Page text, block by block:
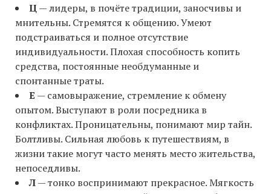
Ц— лидеры, в почёте традиции, заносчивы и
мнительны. Стремятся к общению. Умеют
подстраиваться и полное отсутствие
индивидуальности. Плохая способность копить
средства, постоянные необдуманные и
спонтанные траты.
Е — самовыражение, стремление к обмену
опытом. Выступают в роли посредника в
конфликтах. Проницательны, понимают мир тайн.
Болтливы. Сильная любовь к путешествиям, в
жизни такие могут часто менять место жительства,
непоседливы.
Л— тонко воспринимают прекрасное. Мягкость